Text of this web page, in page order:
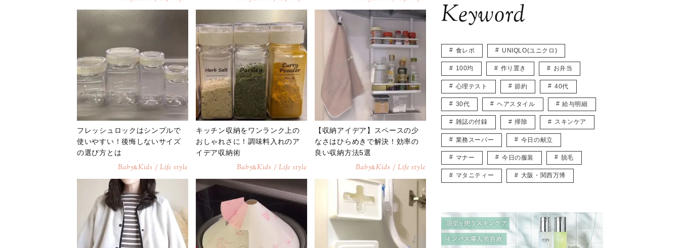
フレッシュロックはシンプルで
使いやすい！後悔しないサイズ
の選び方とは
Baby&Kids / Life style
キッチン収納をワンランク上の
おしゃれさに！調味料入れのア
イデア収納術
Baby&Kids / Life style
【収納アイデア】スペースの少
なさはひらめきで解決！効率の
良い収納方法5選
Baby&Kids / Life style
Keyword
食レポ UNIQLO(ユニクロ)
100均 作り置き お弁当
心理テスト 節約 40代
30代 ヘアスタイル 給与明細
雑誌の付録 掃除 スキンケア
業務スーパー 今日の献立
マナー 今日の服装 脱毛
マタニティー 大阪・関西万博